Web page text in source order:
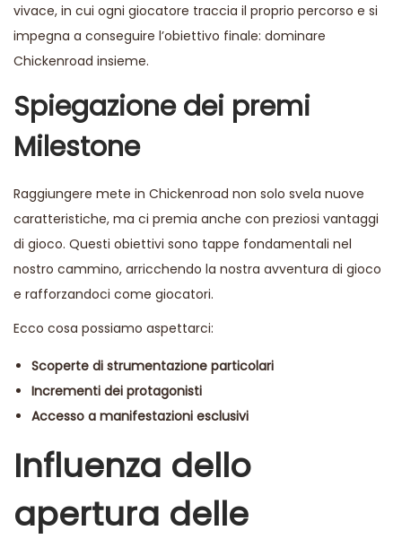
vivace, in cui ogni giocatore traccia il proprio percorso e si
impegna a conseguire l’obiettivo finale: dominare
Chickenroad insieme.
Spiegazione dei premi
Milestone
Raggiungere mete in Chickenroad non solo svela nuove
caratteristiche, ma ci premia anche con preziosi vantaggi
di gioco. Questi obiettivi sono tappe fondamentali nel
nostro cammino, arricchendo la nostra avventura di gioco
e rafforzandoci come giocatori.
Ecco cosa possiamo aspettarci:
Scoperte di strumentazione particolari
Incrementi dei protagonisti
Accesso a manifestazioni esclusivi
Influenza dello
apertura delle